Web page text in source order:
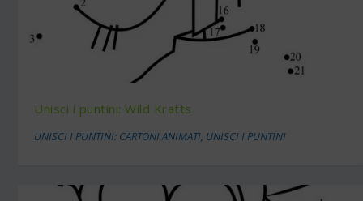
Unisci i puntini: Wild Kratts
UNISCI I PUNTINI: CARTONI ANIMATI, UNISCI I PUNTINI